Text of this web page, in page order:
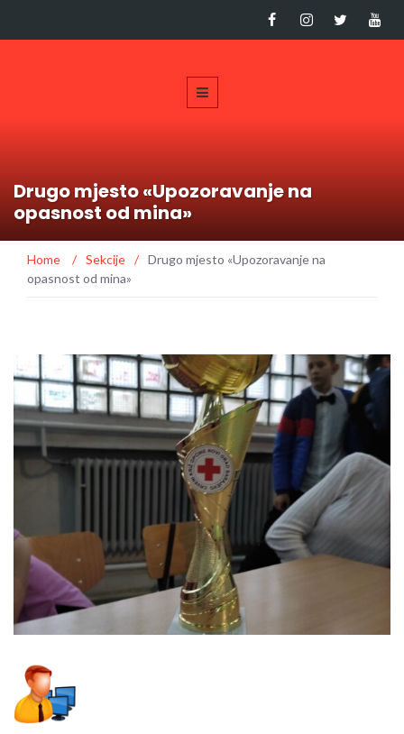
Drugo mjesto «Upozoravanje na
opasnost od mina»
Home / Sekcije / Drugo mjesto «Upozoravanje na
opasnost od mina»